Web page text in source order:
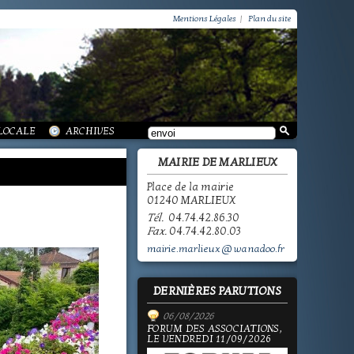
Mentions Légales | Plan du site
ARCHIVES
MAIRIE DE MARLIEUX
Place de la mairie
01240 MARLIEUX
Tél. 04.74.42.86.30
Fax. 04.74.42.80.03
mairie.marlieux@wanadoo.fr
DERNIÈRES PARUTIONS
06/08/2026
FORUM DES ASSOCIATIONS,
LE VENDREDI 11/09/2026
DE MARLIEUX
MARLIEUX
SCOLAIRE JEUNESSE / INFORMATIONS
SCOLAIRE JEUNESSE / ECOLE PUBLIQUE - INFORMATIONS
SCOLAIRE JEUNESSE / PÔLE ENFANCE
SCOLAIRE JEUNESSE / ECOLE PRIVÉE
VIE SOCIALE / ACTION SOCIALE
/ ECOLE PUBLIQUE - INFORMATIONS
/ LA VIE DES ASSOCIATIONS
/ VIE LOCALE